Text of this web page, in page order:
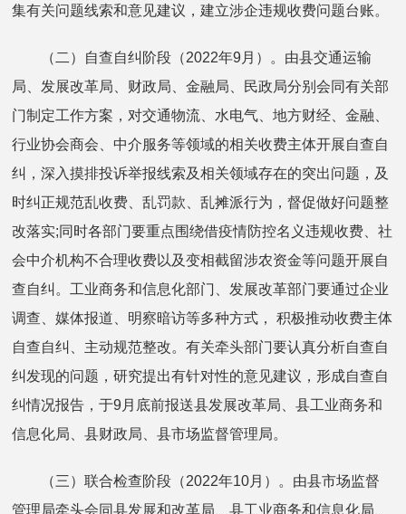
集有关问题线索和意见建议，建立涉企违规收费问题台账。
（二）自查自纠阶段（2022年9月）。由县交通运输
局、发展改革局、财政局、金融局、民政局分别会同有关部
门制定工作方案，对交通物流、水电气、地方财经、金融、
行业协会商会、中介服务等领域的相关收费主体开展自查自
纠，深入摸排投诉举报线索及相关领域存在的突出问题，及
时纠正规范乱收费、乱罚款、乱摊派行为，督促做好问题整
改落实;同时各部门要重点围绕借疫情防控名义违规收费、社
会中介机构不合理收费以及变相截留涉农资金等问题开展自
查自纠。工业商务和信息化部门、发展改革部门要通过企业
调查、媒体报道、明察暗访等多种方式， 积极推动收费主体
自查自纠、主动规范整改。有关牵头部门要认真分析自查自
纠发现的问题，研究提出有针对性的意见建议，形成自查自
纠情况报告，于9月底前报送县发展改革局、县工业商务和
信息化局、县财政局、县市场监督管理局。
（三）联合检查阶段（2022年10月）。由县市场监督
管理局牵头会同县发展和改革局、县工业商务和信息化局、